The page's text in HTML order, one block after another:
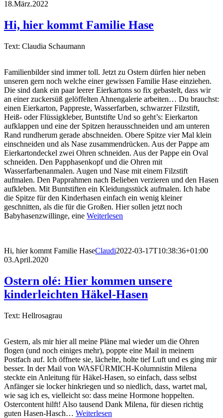
18.März.2022
Hi, hier kommt Familie Hase
Text: Claudia Schaumann
Familienbilder sind immer toll. Jetzt zu Ostern dürfen hier neben
unseren gern noch welche einer gewissen Familie Hase einziehen.
Die sind dank ein paar leerer Eierkartons so fix gebastelt, dass wir
an einer zuckersüß gelöffelten Ahnengalerie arbeiten… Du brauchst:
einen Eierkarton, Pappreste, Wasserfarben, schwarzer Filzstift,
Heiß- oder Flüssigkleber, Buntstifte Und so geht’s: Eierkarton
aufklappen und eine der Spitzen herausschneiden und am unteren
Rand rundherum gerade abschneiden. Obere Spitze vier Mal klein
einschneiden und als Nase zusammendrücken. Aus der Pappe am
Eierkartondeckel zwei Ohren schneiden. Aus der Pappe ein Oval
schneiden. Den Papphasenkopf und die Ohren mit
Wasserfarbenanmalen. Augen und Nase mit einem Filzstift
aufmalen. Den Papprahmen nach Belieben verzieren und den Hasen
aufkleben. Mit Buntstiften ein Kleidungsstück aufmalen. Ich habe
die Spitze für den Kinderhasen einfach ein wenig kleiner
geschnitten, als die für die Großen. Hier sollen jetzt noch
Babyhasenzwillinge, eine Weiterlesen
Hi, hier kommt Familie HaseClaudi2022-03-17T10:38:36+01:00
03.April.2020
Ostern olé: Hier kommen unsere
kinderleichten Häkel-Hasen
Text: Hellrosagrau
Gestern, als mir hier all meine Pläne mal wieder um die Ohren
flogen (und noch einiges mehr), poppte eine Mail in meinem
Postfach auf. Ich öffnete sie, lächelte, holte tief Luft und es ging mir
besser. In der Mail von WASFÜRMICH-Kolumnistin Milena
steckte ein Anleitung für Häkel-Hasen, so einfach, dass selbst
Anfänger sie locker hinkriegen und so niedlich, dass, wartet mal,
wie sag ich es, vielleicht so: dass meine Hormone hoppelten.
Ostercontent hilft! Also tausend Dank Milena, für diesen richtig
guten Hasen-Hasch… Weiterlesen